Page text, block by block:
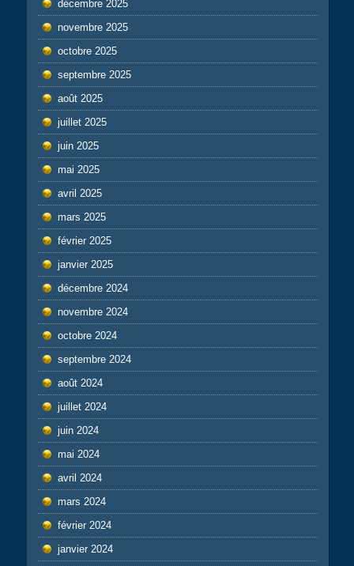
décembre 2025
novembre 2025
octobre 2025
septembre 2025
août 2025
juillet 2025
juin 2025
mai 2025
avril 2025
mars 2025
février 2025
janvier 2025
décembre 2024
novembre 2024
octobre 2024
septembre 2024
août 2024
juillet 2024
juin 2024
mai 2024
avril 2024
mars 2024
février 2024
janvier 2024